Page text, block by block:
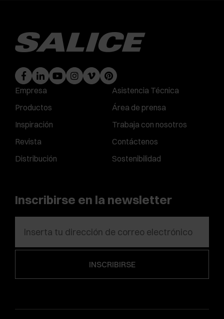
Empresa
Productos
Inspiración
Revista
Distribución
Asistencia Técnica
Área de prensa
Trabaja con nosotros
Contáctenos
Sostenibilidad
Inscribirse en la newsletter